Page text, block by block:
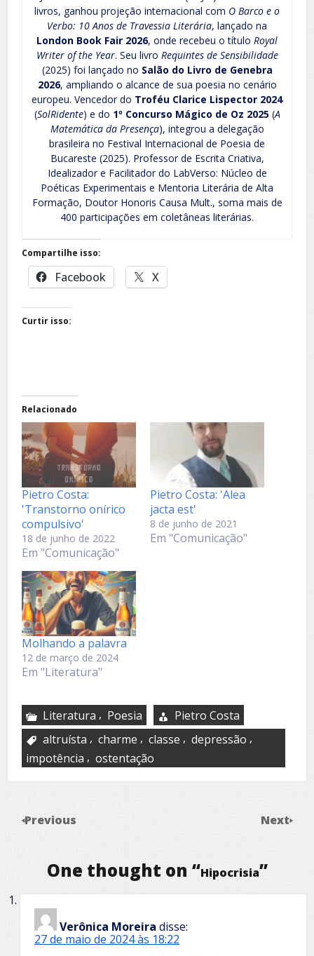
livros, ganhou projeção internacional com O Barco e o
Verbo: 10 Anos de Travessia Literária, lançado na
London Book Fair 2026, onde recebeu o título Royal
Writer of the Year. Seu livro Requintes de Sensibilidade
(2025) foi lançado no Salão do Livro de Genebra
2026, ampliando o alcance de sua poesia no cenário
europeu. Vencedor do Troféu Clarice Lispector 2024
(SolRidente) e do 1º Concurso Mágico de Oz 2025(A
Matemática da Presença), integrou a delegação
brasileira no Festival Internacional de Poesia de
Bucareste (2025). Professor de Escrita Criativa,
Idealizador e Facilitador do LabVerso: Núcleo de
Poéticas Experimentais e Mentoria Literária de Alta
Formação, Doutor Honoris Causa Mult., soma mais de
400 participações em coletâneas literárias.
Compartilhe isso:
Facebook X
Curtir isso:
Relacionado
Pietro Costa:
'Transtorno onírico
compulsivo'
18 de junho de 2022
Em "Comunicação"
Pietro Costa: 'Alea
jacta est'
8 de junho de 2021
Em "Comunicação"
Molhando a palavra
12 de março de 2024
Em "Literatura"
Literatura , Poesia
Pietro Costa
altruísta , charme , classe , depressão ,
impotência , ostentação
Previous Next
One thought on “Hipocrisia”
Verônica Moreira disse:
27 de maio de 2024 às 18:22